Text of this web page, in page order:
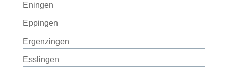
Eningen
Eppingen
Ergenzingen
Esslingen